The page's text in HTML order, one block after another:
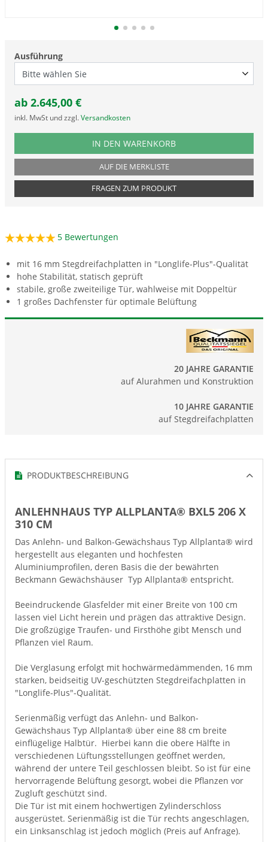
Ausführung
ab 2.645,00 €
inkl. MwSt und zzgl. Versandkosten
PRODUKTNUMMER BXL5
IN DEN WARENKORB
AUF DIE MERKLISTE
FRAGEN ZUM PRODUKT
5 Bewertungen
mit 16 mm Stegdreifachplatten in "Longlife-Plus"-Qualität
hohe Stabilität, statisch geprüft
stabile, große zweiteilige Tür, wahlweise mit Doppeltür
1 großes Dachfenster für optimale Belüftung
20 JAHRE GARANTIE
auf Alurahmen und Konstruktion
10 JAHRE GARANTIE
auf Stegdreifachplatten
PRODUKTBESCHREIBUNG
ANLEHNHAUS TYP ALLPLANTA® BXL5 206 X
310 CM
Das Anlehn- und Balkon-Gewächshaus Typ Allplanta® wird
hergestellt aus eleganten und hochfesten
Aluminiumprofilen, deren Basis die der bewährten
Beckmann Gewächshäuser Typ Allplanta® entspricht.
Beeindruckende Glasfelder mit einer Breite von 100 cm
lassen viel Licht herein und prägen das attraktive Design.
Die großzügige Traufen- und Firsthöhe gibt Mensch und
Pflanzen viel Raum.
Die Verglasung erfolgt mit hochwärmedämmenden, 16 mm
starken, beidseitig UV-geschützten Stegdreifachplatten in
"Longlife-Plus"-Qualität.
Serienmäßig verfügt das Anlehn- und Balkon-
Gewächshaus Typ Allplanta® über eine 88 cm breite
einflügelige Halbtür. Hierbei kann die obere Hälfte in
verschiedenen Lüftungsstellungen geöffnet werden,
während der untere Teil geschlossen bleibt. So ist für eine
hervorragende Belüftung gesorgt, wobei die Pflanzen vor
Zugluft geschützt sind.
Die Tür ist mit einem hochwertigen Zylinderschloss
ausgerüstet. Serienmäßig ist die Tür rechts angeschlagen,
ein Linksanschlag ist jedoch möglich (Preis auf Anfrage).